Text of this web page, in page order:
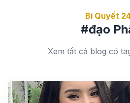
Bí Quyết
#đạo
Xem tất cả blog có